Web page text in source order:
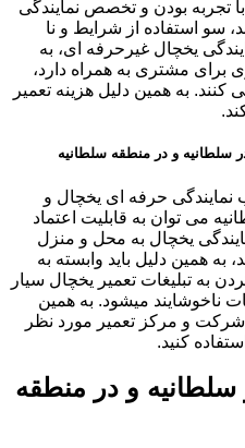
تجربه بودن و تخصص نمایندگی
سو استفاده از شرایط و نا
یخچال غیرحرفه ای، به
برای مشتری به همراه دارد،
به همین دلیل هزینه تعمیر
سلطانیه و در منطقه سلطانیه
نمایندگی حرفه ای یخچال و
می توان به قابلیت اعتماد
یخچال به محل و منزل
به همین دلیل باید وابسته به
به تبلیغات تعمیر یخچال سیار
ناخوشایند میشود. به همین
شرکت و مرکز تعمیر مورد نظر
کنید.
و در منطقه